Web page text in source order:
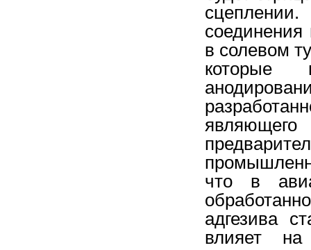
в солевом
которые
что в
адгезива
влияет на